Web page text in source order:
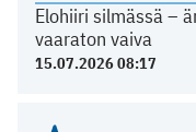
Elohiiri silmässä –
vaaraton vaiva
15.07.2026 08:17